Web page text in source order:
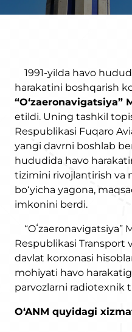
1991-yilda havo
harakatini boshqarish
“O‘zaeronavigatsiya”
etildi. Uning tashkil
Respublikasi Fuqaro
yangi davrni boshlab
hududida havo
tizimini rivojlantirish va
bo‘yicha yagona,
imkonini berdi.
“Oʻzaeronavigatsiya”
Respublikasi Transport
davlat korxonasi
mohiyati havo
parvozlarni radiotexnik
O‘ANM quyidagi